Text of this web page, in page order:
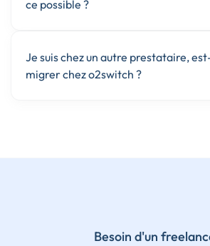
ce possible ?
Je suis chez un autre prestataire,
migrer chez o2switch ?
Besoin d'un